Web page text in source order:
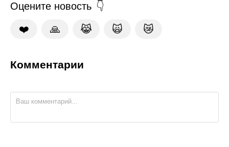
Оцените новость
❤️ 🙏 😹 🙀 😿
Комментарии